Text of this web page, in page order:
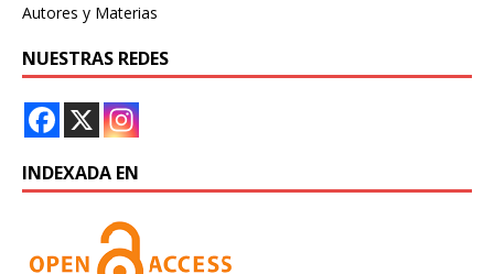
Autores y Materias
NUESTRAS REDES
INDEXADA EN